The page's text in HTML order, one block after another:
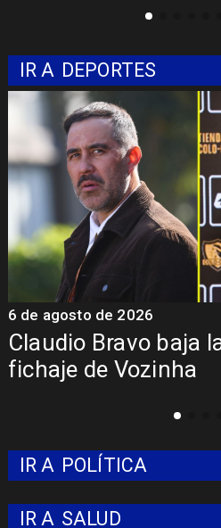
IR A DEPORTES
Bravo baja la
de Vozinha
de 2026
IR A POLÍTICA
IR A SALUD